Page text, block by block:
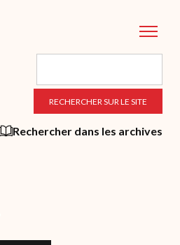
Rechercher dans les archives